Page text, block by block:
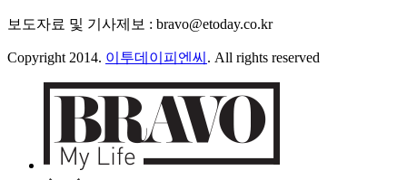
보도자료 및 기사제보 : bravo@etoday.co.kr
Copyright 2014. 이투데이피엔씨 . All rights reserved